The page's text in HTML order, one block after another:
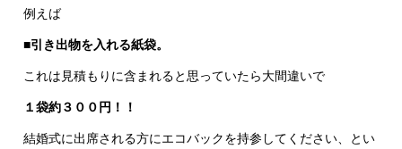
例えば
■引き出物を入れる紙袋。
これは見積もりに含まれると思っていたら大間違いで
１袋約３００円！！
結婚式に出席される方にエコバックを持参してください、とい